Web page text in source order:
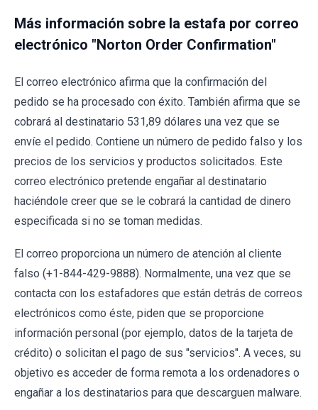
Más información sobre la estafa por correo
electrónico "Norton Order Confirmation"
El correo electrónico afirma que la confirmación del
pedido se ha procesado con éxito. También afirma que se
cobrará al destinatario 531,89 dólares una vez que se
envíe el pedido. Contiene un número de pedido falso y los
precios de los servicios y productos solicitados. Este
correo electrónico pretende engañar al destinatario
haciéndole creer que se le cobrará la cantidad de dinero
especificada si no se toman medidas.
El correo proporciona un número de atención al cliente
falso (+1-844-429-9888). Normalmente, una vez que se
contacta con los estafadores que están detrás de correos
electrónicos como éste, piden que se proporcione
información personal (por ejemplo, datos de la tarjeta de
crédito) o solicitan el pago de sus "servicios". A veces, su
objetivo es acceder de forma remota a los ordenadores o
engañar a los destinatarios para que descarguen malware.